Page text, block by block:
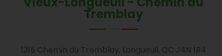
Tremblay
1215 Chemin du Tremblay, Longueuil, QC J4N 1R4